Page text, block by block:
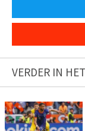
VERDER IN